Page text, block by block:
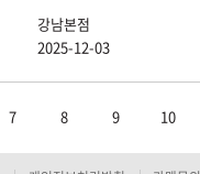
강남본점
2025-12-03
7 8 9 10